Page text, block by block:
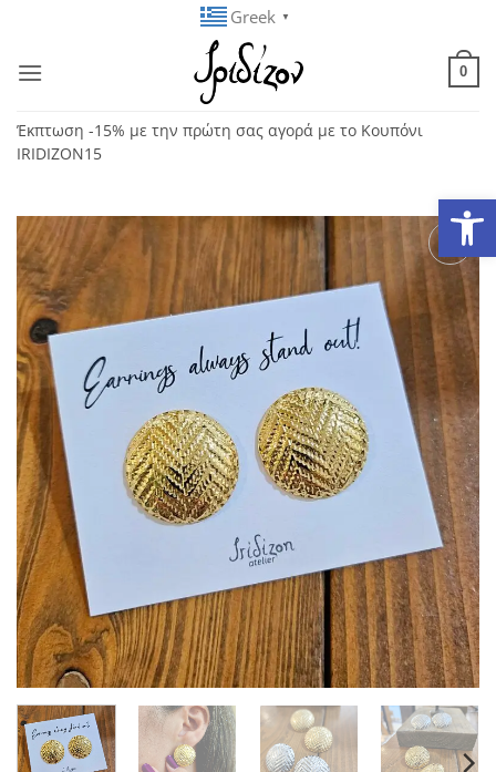
περιεχόμενο
Greek ▼
0
Έκπτωση -15% με την πρώτη σας αγορά με το Κουπόνι
IRIDIZON15
Add to
wishlist